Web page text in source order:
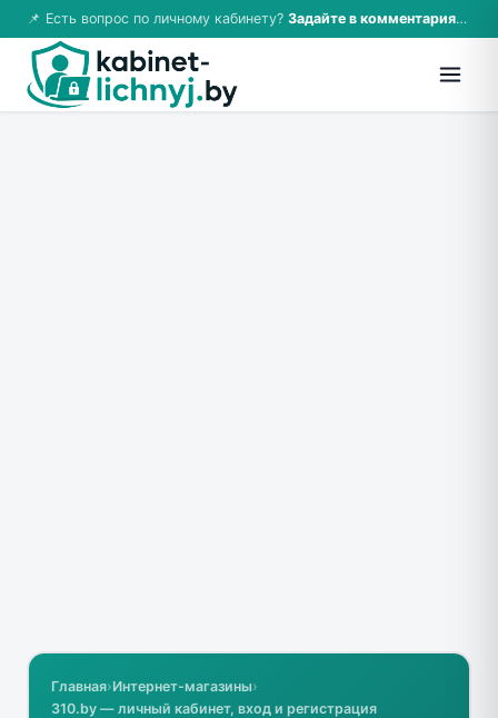
📌 Есть вопрос по личному кабинету? Задайте в комментариях — ответим!
Главная›Интернет-магазины›
310.by — личный кабинет, вход и регистрация